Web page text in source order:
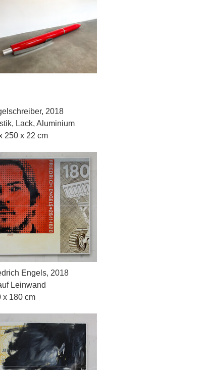
2018
Lack, Aluminium
250 x 22 cm
Engels, 2018
Leinwand
x 180 cm